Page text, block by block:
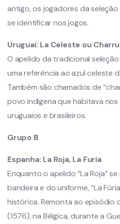
antigo, os jogadores da
se identificar nos jogos.
Uruguai: La Celeste ou
O apelido da tradicional
uma referência ao azul celeste
Também são chamados de
povo indígena que habitava
uruguaios e brasileiros.
Grupo B
Espanha: La Roja, La Furia
Enquanto o apelido “La Roja”
bandeira e do uniforme, “La
histórica. Remonta ao episódio
(1576), na Bélgica, durante a